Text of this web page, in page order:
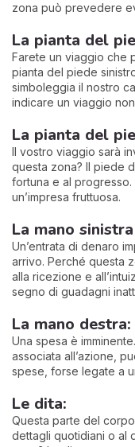
zona può prevedere
La pianta del
Farete un viaggio che
pianta del piede
simboleggia il nostro
indicare un viaggio
La pianta del
Il vostro viaggio sarà
questa zona? Il piede
fortuna e al
un’impresa fruttuosa.
La mano
Un’entrata di denaro
arrivo. Perché questa
alla ricezione e
segno di guadagni
La mano destra:
Una spesa è
associata all’azione,
spese, forse legate a
Le dita:
Questa parte del
dettagli quotidiani o al